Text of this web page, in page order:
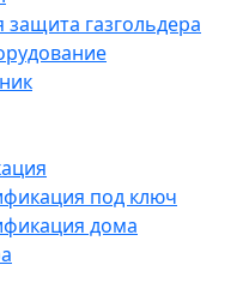
газгольдера
под ключ
дома